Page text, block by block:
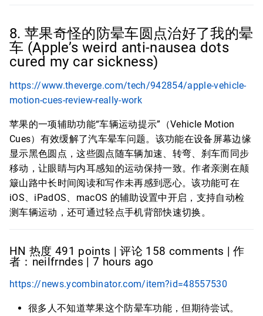
8. 苹果奇怪的防晕车圆点治好了我的晕
车 (Apple’s weird anti-nausea dots
cured my car sickness)
https://www.theverge.com/tech/942854/apple-vehicle-
motion-cues-review-really-work
苹果的一项辅助功能“车辆运动提示”（Vehicle Motion
Cues）有效缓解了汽车晕车问题。该功能在设备屏幕边缘
显示黑色圆点，这些圆点随车辆加速、转弯、刹车而同步
移动，让眼睛与内耳感知的运动保持一致。作者亲测在颠
簸山路中长时间阅读和写作未再感到恶心。该功能可在
iOS、iPadOS、macOS 的辅助设置中开启，支持自动检
测车辆运动，还可通过轻点手机背部快速切换。
HN 热度 491 points | 评论 158 comments | 作
者：neilfrndes | 7 hours ago
https://news.ycombinator.com/item?id=48557530
很多人不知道苹果这个防晕车功能，但期待尝试。